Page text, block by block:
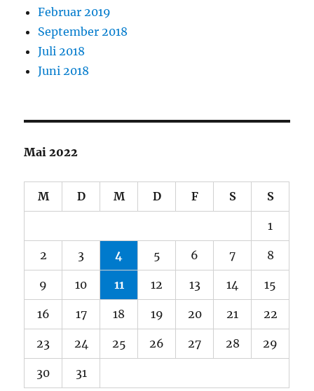
Februar 2019
September 2018
Juli 2018
Juni 2018
Mai 2022
M D M D F S S
1
2 3 4 5 6 7 8
9 10 11 12 13 14 15
16 17 18 19 20 21 22
23 24 25 26 27 28 29
30 31